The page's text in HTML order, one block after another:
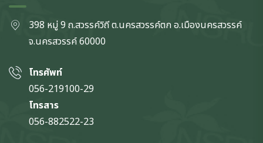
398 หมู่ 9 ถ.สวรรค์วิถี ต.นครสวรรค์ตก อ.เมืองนครสวรรค์
จ.นครสวรรค์60000
โทรศัพท์
056-219100-29
โทรสาร
056-882522-23